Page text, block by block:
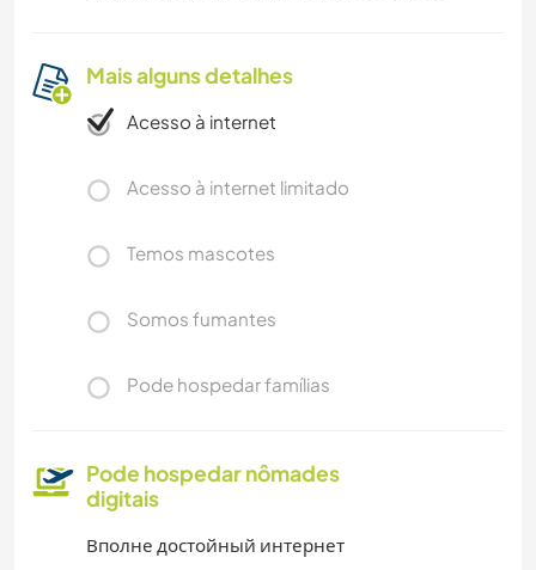
Mais alguns detalhes
Acesso à internet
Acesso à internet limitado
Temos mascotes
Somos fumantes
Pode hospedar famílias
Pode hospedar nômades
digitais
Вполне достойный интернет